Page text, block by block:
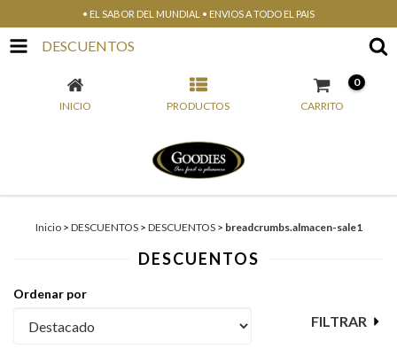
• EL SABOR DEL MUNDIAL • ENVIOS A TODO EL PAIS
DESCUENTOS
INICIO PRODUCTOS CARRITO
0
Inicio > DESCUENTOS > DESCUENTOS > breadcrumbs.almacen-sale1
DESCUENTOS
Ordenar por
FILTRAR